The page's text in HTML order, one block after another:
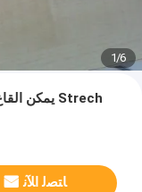
1/6
ﺎﺘﺼﻟ ﺍﻶﻧ